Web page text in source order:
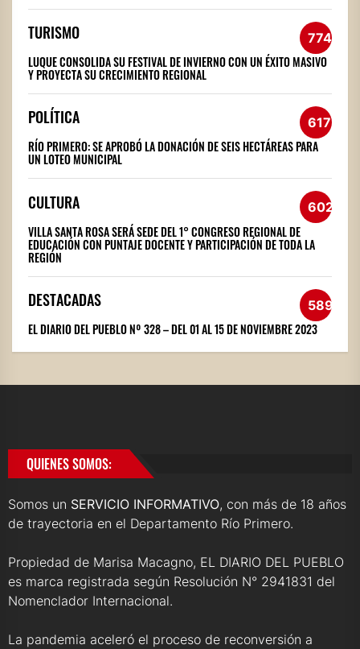
TURISMO 774
LUQUE CONSOLIDA SU FESTIVAL DE INVIERNO CON UN ÉXITO MASIVO
Y PROYECTA SU CRECIMIENTO REGIONAL
POLÍTICA 617
RÍO PRIMERO: SE APROBÓ LA DONACIÓN DE SEIS HECTÁREAS PARA
UN LOTEO MUNICIPAL
CULTURA 602
VILLA SANTA ROSA SERÁ SEDE DEL 1° CONGRESO REGIONAL DE
EDUCACIÓN CON PUNTAJE DOCENTE Y PARTICIPACIÓN DE TODA LA
REGIÓN
DESTACADAS 589
EL DIARIO DEL PUEBLO Nº 328 – DEL 01 AL 15 DE NOVIEMBRE 2023
QUIENES SOMOS:
Somos un SERVICIO INFORMATIVO, con más de 18 años
de trayectoria en el Departamento Río Primero.
Propiedad de Marisa Macagno, EL DIARIO DEL PUEBLO
es marca registrada según Resolución N° 2941831 del
Nomenclador Internacional.
La pandemia aceleró el proceso de reconversión a